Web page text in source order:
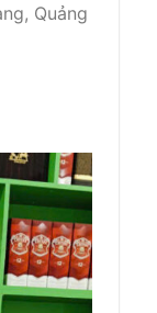
Quảng